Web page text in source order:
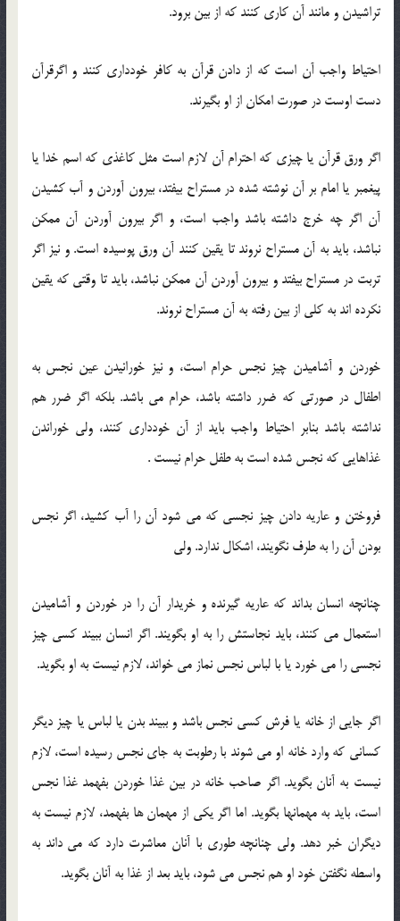
تراشیدن و مانند آن کاری کنند که از بین برود.
احتیاط واجب آن است که از دادن قرآن به کافر خودداری کنند و اگرقرآن
دست اوست در صورت امکان از او بگیرند.
اگر ورق قرآن یا چیزی که احترام آن لازم است مثل کاغذی که اسم خدا یا
پیغمبر یا امام بر آن نوشته شده در مستراح بیفتد، بیرون آوردن و آب کشیدن
آن اگر چه خرج داشته باشد واجب است، و اگر بیرون آوردن آن ممکن
نباشد، باید به آن مستراح نروند تا یقین کنند آن ورق پوسیده است. و نیز اگر
تربت در مستراح بیفتد و بیرون آوردن آن ممکن نباشد، باید تا وقتی که یقین
نکرده اند به کلی از بین رفته به آن مستراح نروند.
خوردن و آشامیدن چیز نجس حرام است، و نیز خورانیدن عین نجس به
اطفال در صورتی که ضرر داشته باشد، حرام می باشد. بلکه اگر ضرر هم
نداشته باشد بنابر احتیاط واجب باید از آن خودداری کنند، ولی خوراندن
غذاهایی که نجس شده است به طفل حرام نیست .
فروختن و عاریه دادن چیز نجسی که می شود آن را آب کشید، اگر نجس
بودن آن را به طرف نگویند، اشکال ندارد. ولی
چنانچه انسان بداند که عاریه گیرنده و خریدار آن را در خوردن و آشامیدن
استعمال می کنند، باید نجاستش را به او بگویند. اگر انسان ببیند کسی چیز
نجسی را می خورد یا با لباس نجس نماز می خواند، لازم نیست به او بگوید.
اگر جایی از خانه یا فرش کسی نجس باشد و ببیند بدن یا لباس یا چیز دیگر
کسانی که وارد خانه او می شوند با رطوبت به جای نجس رسیده است، لازم
نیست به آنان بگوید. اگر صاحب خانه در بین غذا خوردن بفهمد غذا نجس
است، باید به مهمانها بگوید. اما اگر یکی از مهمان ها بفهمد، لازم نیست به
دیگران خبر دهد. ولی چنانچه طوری با آنان معاشرت دارد که می داند به
واسطه نگفتن خود او هم نجس می شود، باید بعد از غذا به آنان بگوید.